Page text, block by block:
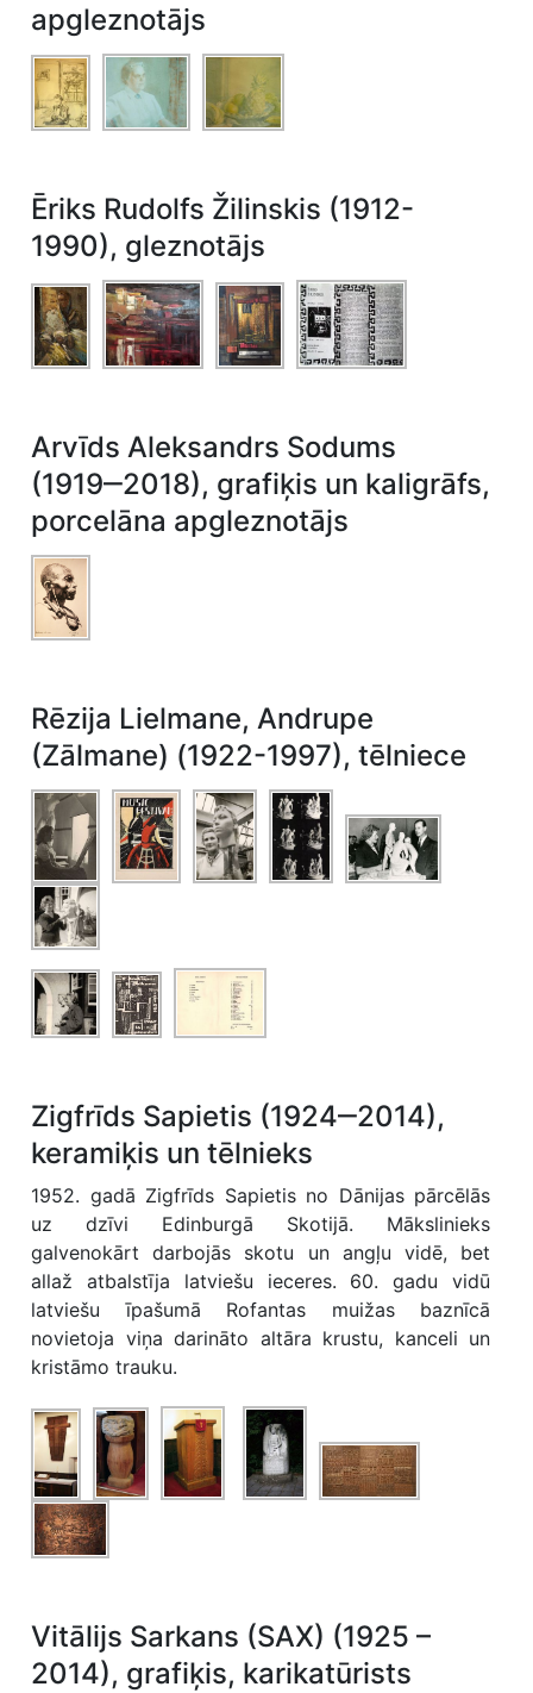
apgleznotājs
Ēriks Rudolfs Žilinskis (1912-
1990), gleznotājs
Arvīds Aleksandrs Sodums
(1919‒2018), grafiķis un kaligrāfs,
porcelāna apgleznotājs
Rēzija Lielmane, Andrupe
(Zālmane) (1922-1997), tēlniece
Zigfrīds Sapietis (1924‒2014),
keramiķis un tēlnieks
1952. gadā Zigfrīds Sapietis no Dānijas pārcēlās
uz dzīvi Edinburgā Skotijā. Mākslinieks
galvenokārt darbojās skotu un angļu vidē, bet
allaž atbalstīja latviešu ieceres. 60. gadu vidū
latviešu īpašumā Rofantas muižas baznīcā
novietoja viņa darināto altāra krustu, kanceli un
kristāmo trauku.
Vitālijs Sarkans (SAX) (1925 –
2014), grafiķis, karikatūrists